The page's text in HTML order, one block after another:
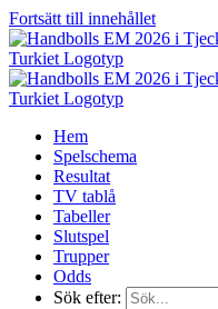
Fortsätt till innehållet
Hem
Spelschema
Resultat
TV tablå
Tabeller
Slutspel
Trupper
Odds
Sök efter: